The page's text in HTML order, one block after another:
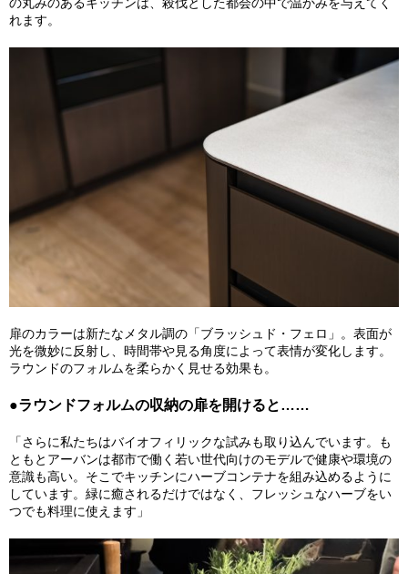
れます。
扉のカラーは新たなメタル調の「ブラッシュド・フェロ」。表面が
光を微妙に反射し、時間帯や見る角度によって表情が変化します。
ラウンドのフォルムを柔らかく見せる効果も。
●ラウンドフォルムの収納の扉を開けると……
「さらに私たちはバイオフィリックな試みも取り込んでいます。も
ともとアーバンは都市で働く若い世代向けのモデルで健康や環境の
意識も高い。そこでキッチンにハーブコンテナを組み込めるように
しています。緑に癒されるだけではなく、フレッシュなハーブをい
つでも料理に使えます」